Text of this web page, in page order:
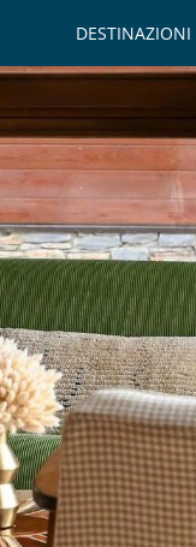
DESTINAZIONI